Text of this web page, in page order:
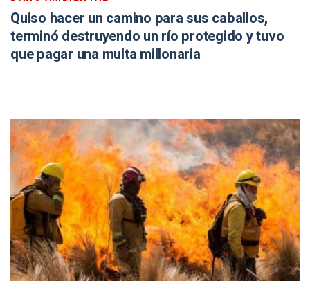
Quiso hacer un camino para sus caballos,
terminó destruyendo un río protegido y tuvo
que pagar una multa millonaria